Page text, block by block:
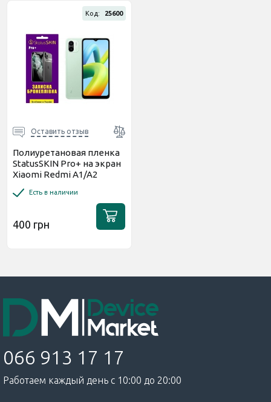
Код: 25600
Оставить отзыв
Полиуретановая пленка
StatusSKIN Pro+ на экран
Xiaomi Redmi A1/A2
Есть в наличии
400 грн
066 913 17 17
Работаем каждый день с 10:00 до 20:00